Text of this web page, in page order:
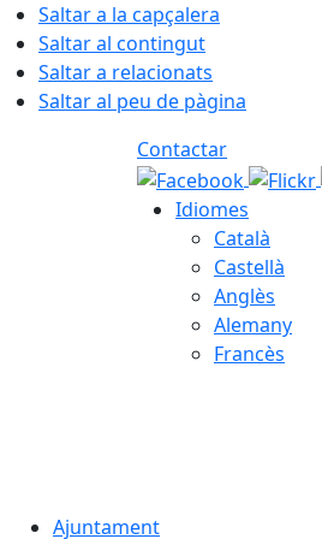
Saltar a la capçalera
Saltar al contingut
Saltar a relacionats
Saltar al peu de pàgina
Contactar
Idiomes
Català
Castellà
Anglès
Alemany
Francès
Ajuntament